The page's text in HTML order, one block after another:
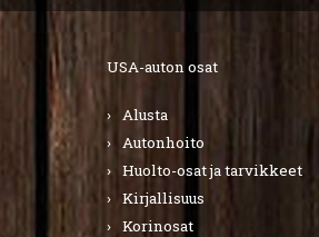
USA-auton osat
Alusta
Autonhoito
Huolto-osat ja tarvikkeet
Kirjallisuus
Korinosat